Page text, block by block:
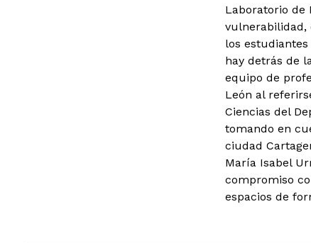
Laboratorio de
vulnerabilidad,
los
hay detrás de
equipo de
León al
Ciencias del
tomando en
ciudad
María Isabel
compromiso
espacios de